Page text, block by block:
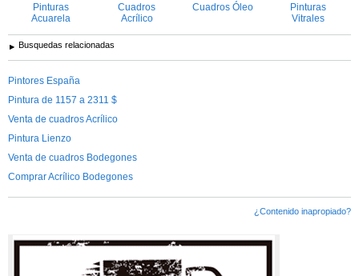
Pinturas
Acuarela
Cuadros
Acrílico
Cuadros Óleo
Pinturas
Vitrales
Busquedas relacionadas
Pintores España
Pintura de 1157 a 2311 $
Venta de cuadros Acrílico
Pintura Lienzo
Venta de cuadros Bodegones
Comprar Acrílico Bodegones
¿Contenido inapropiado?